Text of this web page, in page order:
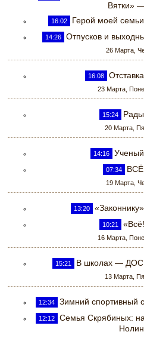
Вятки»
16:02 Герой моей
14:26 Отпусков и
26 Марта,
16:08
23 Марта,
15:24 Рады
20 Марта,
14:16
07:34
19 Марта,
13:20
10:21
16 Марта,
15:21 В школах —
13 Марта,
12:34 Зимний спортивный
12:12
Семья Скрябиных: